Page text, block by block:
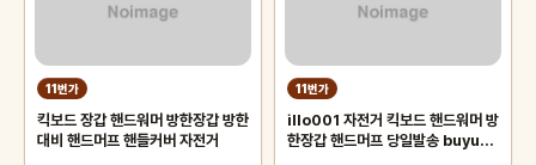
11번가
킥보드 장갑 핸드워머 방한장갑 방한
대비 핸드머프 핸들커버 자전거
11번가
illo001 자전거 킥보드 핸드워머 방
한장갑 핸드머프 당일발송 buyus